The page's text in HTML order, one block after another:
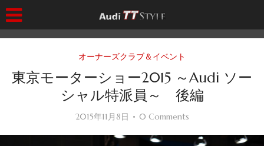
オーナーズクラブ＆イベント
東京モーターショー2015 ～Audi ソー
シャル特派員～ 後編
2015年11月8日 0 Comments